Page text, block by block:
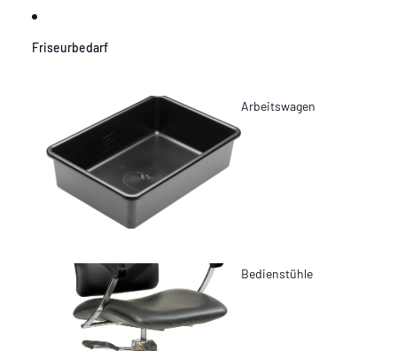
Friseurbedarf
Arbeitswagen
Bedienstühle